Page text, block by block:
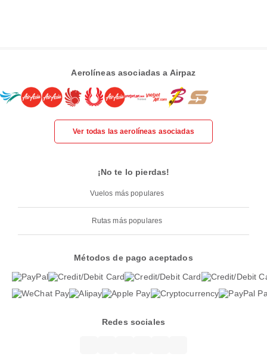
Aerolíneas asociadas a Airpaz
Ver todas las aerolíneas asociadas
¡No te lo pierdas!
Vuelos más populares
Rutas más populares
Métodos de pago aceptados
Redes sociales